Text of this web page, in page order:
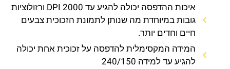
איכות ההדפסה יכולה להגיע עד 2000 DPI ורזולוציות
גובות במיוחדת מה שנותן לתמונת הזכוכית צבעים
חיים וחדים יותר.
המידה המקסימלית להדפסה על זכוכית אחת יכולה
להגיע עד למידה 240/150